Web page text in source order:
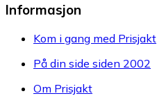
Informasjon
Kom i gang med Prisjakt
På din side siden 2002
Om Prisjakt